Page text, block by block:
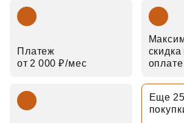
Платеж
от 2 000 ₽⁠/⁠мес
оплате
Еще